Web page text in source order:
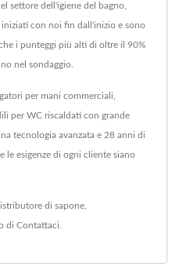
settore dell'igiene del bagno,
con noi fin dall'inizio e sono
i punteggi più alti di oltre il 90%
nel sondaggio.
per mani commerciali,
per WC riscaldati con grande
tecnologia avanzata e 28 anni di
le esigenze di ogni cliente siano
di sapone
di Contattaci